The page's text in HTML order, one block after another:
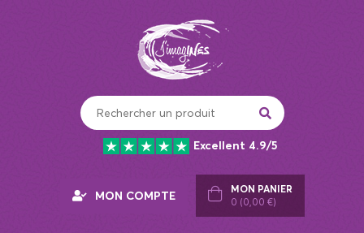
Excellent 4.9/5
MON COMPTE
MON PANIER
0 (0,00 €)